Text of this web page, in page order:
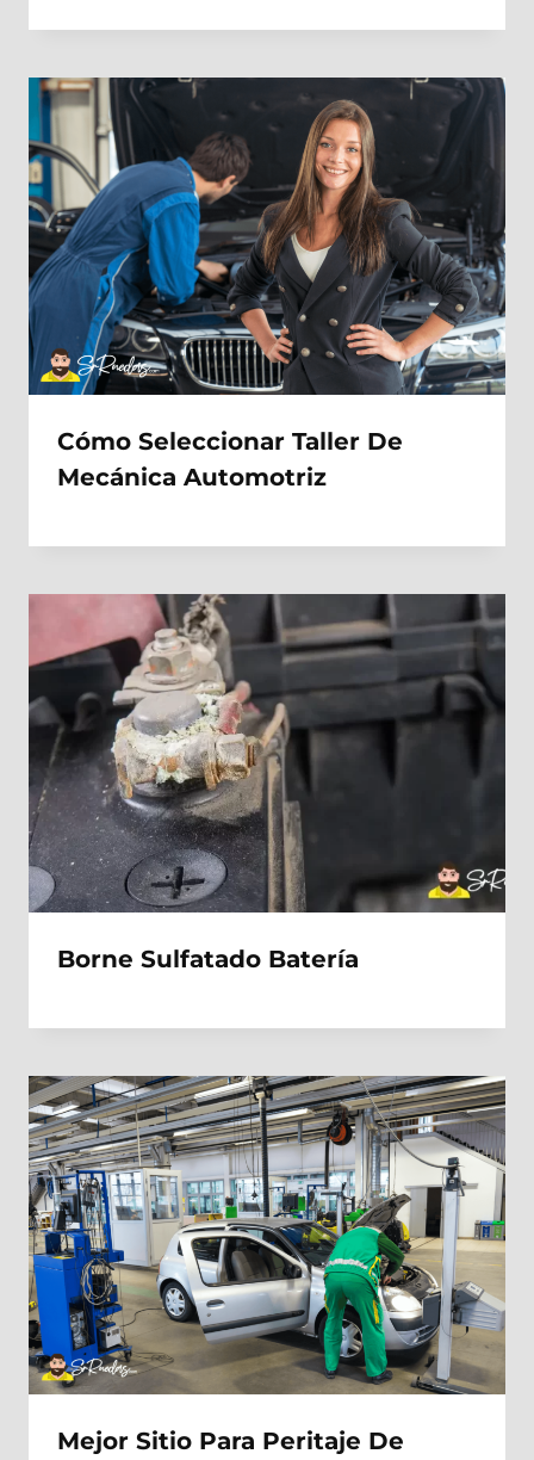
Cómo Seleccionar Taller De
Mecánica Automotriz
Borne Sulfatado Batería
Mejor Sitio Para Peritaje De